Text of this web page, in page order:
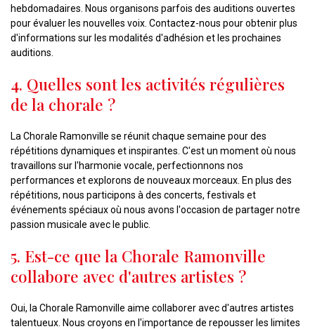
hebdomadaires. Nous organisons parfois des auditions ouvertes
pour évaluer les nouvelles voix. Contactez-nous pour obtenir plus
d'informations sur les modalités d'adhésion et les prochaines
auditions.
4. Quelles sont les activités régulières
de la chorale ?
La Chorale Ramonville se réunit chaque semaine pour des
répétitions dynamiques et inspirantes. C'est un moment où nous
travaillons sur l'harmonie vocale, perfectionnons nos
performances et explorons de nouveaux morceaux. En plus des
répétitions, nous participons à des concerts, festivals et
événements spéciaux où nous avons l'occasion de partager notre
passion musicale avec le public.
5. Est-ce que la Chorale Ramonville
collabore avec d'autres artistes ?
Oui, la Chorale Ramonville aime collaborer avec d'autres artistes
talentueux. Nous croyons en l'importance de repousser les limites